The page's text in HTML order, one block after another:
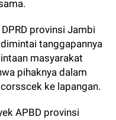
provinsi Jambi
tanggapannya
masyarakat
pihaknya dalam
ke lapangan.
APBD provinsi